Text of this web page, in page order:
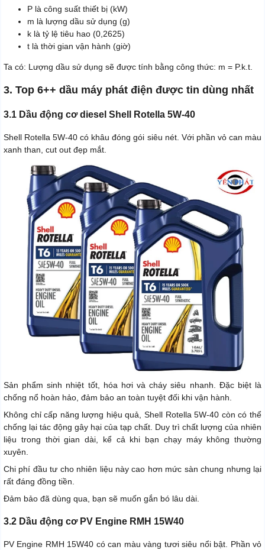
P là công suất thiết bị (kW)
m là lượng dầu sử dụng (g)
k là tỷ lệ tiêu hao (0,2625)
t là thời gian vận hành (giờ)
Ta có: Lượng dầu sử dụng sẽ được tính bằng công thức: m = P.k.t.
3. Top 6++ dầu máy phát điện được tin dùng nhất
3.1 Dầu động cơ diesel Shell Rotella 5W-40
Shell Rotella 5W-40 có khâu đóng gói siêu nét. Với phần vỏ can màu
xanh than, cut out đẹp mắt.
Sản phẩm sinh nhiệt tốt, hóa hơi và cháy siêu nhanh. Đặc biệt là
chống nổ hoàn hảo, đảm bảo an toàn tuyệt đối khi vận hành.
Không chỉ cấp năng lượng hiệu quả, Shell Rotella 5W-40 còn có thể
chống lại tác động gây hại của tạp chất. Duy trì chất lượng của nhiên
liệu trong thời gian dài, kể cả khi bạn chạy máy không thường
xuyên.
Chi phí đầu tư cho nhiên liệu này cao hơn mức sàn chung nhưng lại
rất đáng đồng tiền.
Đảm bảo đã dùng qua, bạn sẽ muốn gắn bó lâu dài.
3.2 Dầu động cơ PV Engine RMH 15W40
PV Engine RMH 15W40 có can màu vàng tươi siêu nổi bật. Phần vỏ